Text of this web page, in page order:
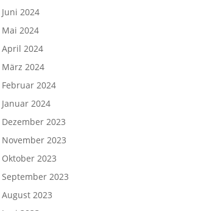
Juni 2024
Mai 2024
April 2024
März 2024
Februar 2024
Januar 2024
Dezember 2023
November 2023
Oktober 2023
September 2023
August 2023